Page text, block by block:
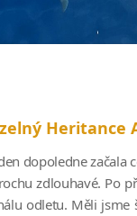
Heritance
dopoledne začala
zdlouhavé. Po
odletu. Měli jsme